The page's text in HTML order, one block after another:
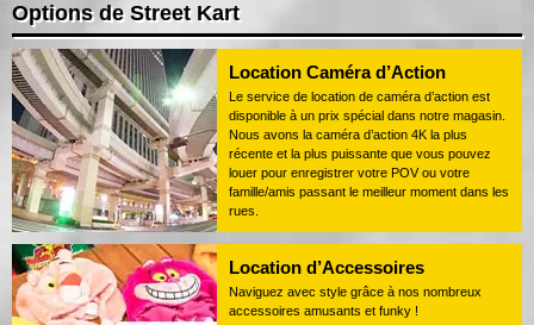
Options de Street Kart
Location Caméra d’Action
Le service de location de caméra d’action est
disponible à un prix spécial dans notre magasin.
Nous avons la caméra d’action 4K la plus
récente et la plus puissante que vous pouvez
louer pour enregistrer votre POV ou votre
famille/amis passant le meilleur moment dans les
rues.
Location d’Accessoires
Naviguez avec style grâce à nos nombreux
accessoires amusants et funky !